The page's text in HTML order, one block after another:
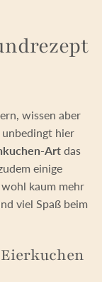
wissen aber
hier
Art das
einige
kaum mehr
viel Spaß beim